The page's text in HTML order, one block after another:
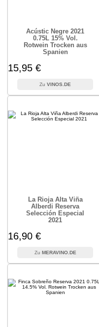
Acústic Negre 2021
0.75L 15% Vol.
Rotwein Trocken aus
Spanien
15,95 €
VINOS.DE
La Rioja Alta Viña
Alberdi Reserva
Selección Especial
2021
16,90 €
MERAVINO.DE